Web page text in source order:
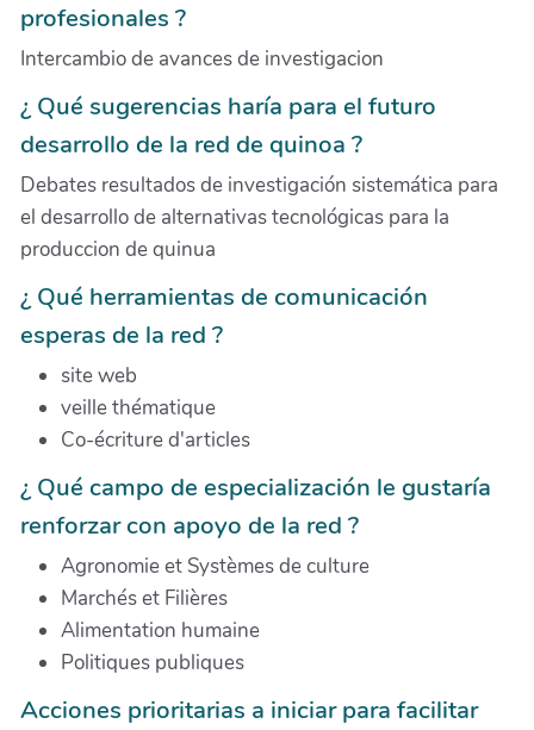
profesionales ?
Intercambio de avances de investigacion
¿ Qué sugerencias harí­a para el futuro
desarrollo de la red de quinoa ?
Debates resultados de investigación sistemática para
el desarrollo de alternativas tecnológicas para la
produccion de quinua
¿ Qué herramientas de comunicación
esperas de la red ?
site web
veille thématique
Co-écriture d'articles
¿ Qué campo de especialización le gustarí­a
renforzar con apoyo de la red ?
Agronomie et Systèmes de culture
Marchés et Filières
Alimentation humaine
Politiques publiques
Acciones prioritarias a iniciar para facilitar